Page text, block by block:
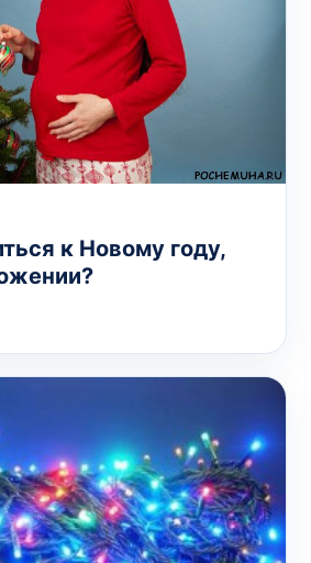
к Новому году,